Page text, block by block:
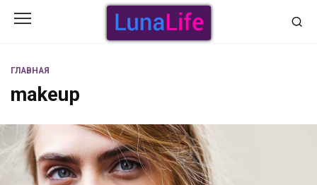
ГЛАВНАЯ
makeup